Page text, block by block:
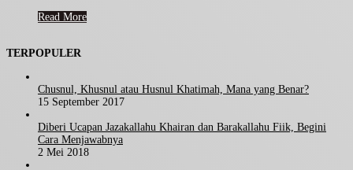
Read More
TERPOPULER
Chusnul, Khusnul atau Husnul Khatimah, Mana yang Benar?
15 September 2017
Diberi Ucapan Jazakallahu Khairan dan Barakallahu Fiik, Begini
Cara Menjawabnya
2 Mei 2018